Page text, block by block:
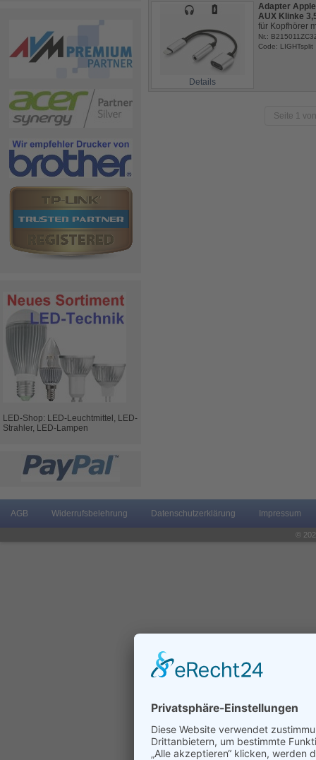
LED-Shop: LED-Leuchtmittel, LED-
Strahler, LED-Lampen
Details
Adapter
AUX Klinke
für Kopfhörer
Nr.:
Code: LIGHTsplit
Seite 1
AGB Widerrufsbelehrung Datenschutzerklärung Impressum
©